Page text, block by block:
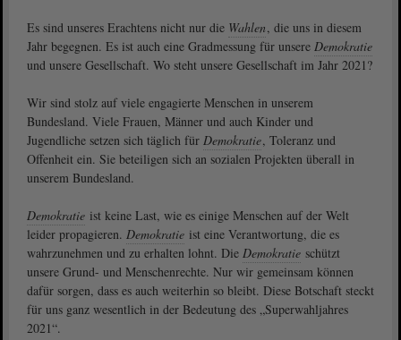
Es sind unseres Erachtens nicht nur die Wahlen, die uns in diesem
Jahr begegnen. Es ist auch eine Gradmessung für unsere Demokratie
und unsere Gesellschaft. Wo steht unsere Gesellschaft im Jahr 2021?
Wir sind stolz auf viele engagierte Menschen in unserem
Bundesland. Viele Frauen, Männer und auch Kinder und
Jugendliche setzen sich täglich für Demokratie, Toleranz und
Offenheit ein. Sie beteiligen sich an sozialen Projekten überall in
unserem Bundesland.
Demokratie ist keine Last, wie es einige Menschen auf der Welt
leider propagieren. Demokratie ist eine Verantwortung, die es
wahrzunehmen und zu erhalten lohnt. Die Demokratie schützt
unsere Grund- und Menschenrechte. Nur wir gemeinsam können
dafür sorgen, dass es auch weiterhin so bleibt. Diese Botschaft steckt
für uns ganz wesentlich in der Bedeutung des „Superwahljahres
2021“.